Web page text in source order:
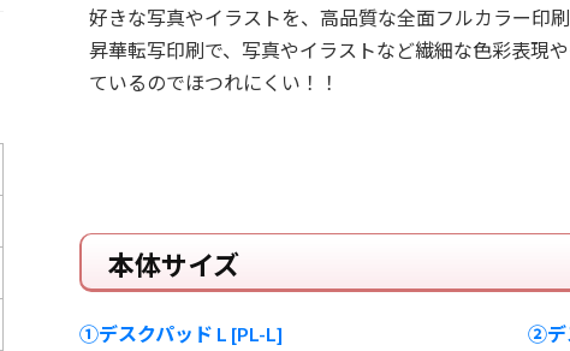
好きな写真やイラストを、高品質な全面フルカラー印
昇華転写印刷で、写真やイラストなど繊細な色彩表現
ているのでほつれにくい！！
本体サイズ
①デスクパッド L [PL-L]
②デ